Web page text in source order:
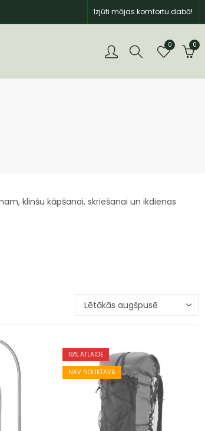
Izjūti mājas komfortu dabā!
0 0
klinšu kāpšanai, skriešanai un ikdienas
15% ATLAIDE
NAV NOLIKTAVĀ